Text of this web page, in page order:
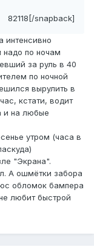
82118[/snapback]
интенсивно
надо по ночам
за руль в 40
по ночной
вырулить в
кстати, водит
и на любые
утром (часа в
"Экрана".
А ошмётки забора
обломок бампера
любит быстрой